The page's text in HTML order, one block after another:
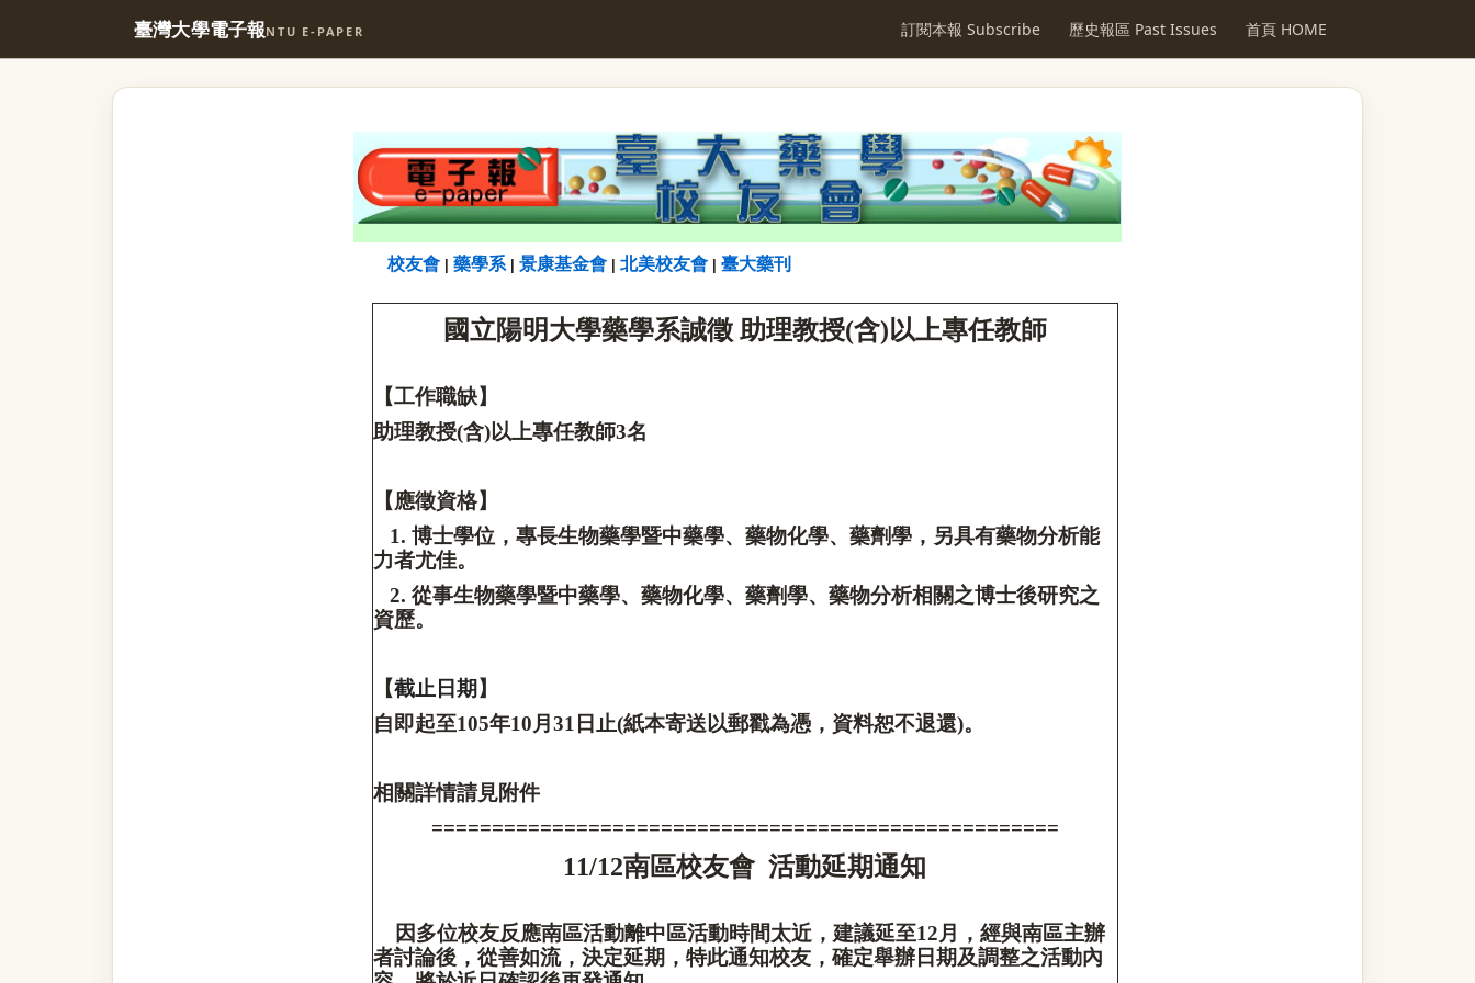
臺灣大學電子報NTU E-PAPER 訂閱本報 Subscribe 歷史報區 Past Issues 首頁 HOME
校友會 藥學系| 景康基金會 北美校友會 臺大藥刊
國立陽明大學藥學系誠徵 助理教授(含) 以上專任教師
【工作職缺】
助理教授(含)以上專任教師3名
【應徵資格】
1. 博士學位，專長生物藥學暨中藥學、藥物化學、藥劑學，另具有藥物分析能
力者尤佳。
2. 從事生物藥學暨中藥學、藥物化學、藥劑學、藥物分析相關之博士後研究之
資歷。
【截止日期 】
自即起至105年10月 31 日止(紙本寄送以郵戳為憑，資料恕不退還)。
相關詳情請見附件
====================================================
11/12南區校友會 活動延期通知
因多位校友反應南區活動離中區活動時間太近，建議延至12月，經與南區主辦
者討論後，從善如流，決定延期，特此通知校友，確定舉辦日期及調整之活動內